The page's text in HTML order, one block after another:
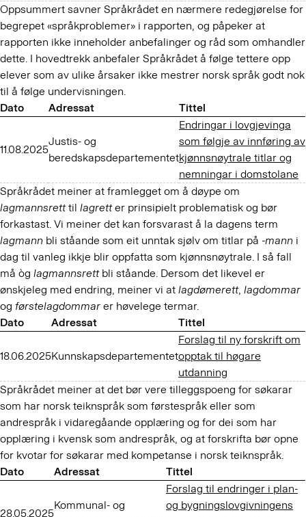
Oppsummert savner Språkrådet en nærmere redegjørelse for
begrepet «språkproblemer» i rapporten, og påpeker at
rapporten ikke inneholder anbefalinger og råd som omhandler
dette. I hovedtrekk anbefaler Språkrådet å følge tettere opp
elever som av ulike årsaker ikke mestrer norsk språk godt nok
til å følge undervisningen.
Dato
Adressat Tittel
11.08.2025
Justis- og
beredskapsdepartementet
Endringar i lovgjevinga
som følgje av innføring av
kjønnsnøytrale titlar og
nemningar i domstolane
Språkrådet meiner at framlegget om å døype om
lagmannsretttil lagretter prinsipielt problematisk og bør
forkastast. Vi meiner det kan forsvarast å la dagens term
lagmann bli ståande som eit unntak sjølv om titlar på -mann i
dag til vanleg ikkje blir oppfatta som kjønnsnøytrale. I så fall
må òg lagmannsrettbli ståande. Dersom det likevel er
ønskjeleg med endring, meiner vi at lagdømerett, lagdommar
og førstelagdommar er høvelege termar.
Dato
Adressat Tittel
18.06.2025Kunnskapsdepartementet
Forslag til ny forskrift om
opptak til høgare
utdanning
Språkrådet meiner at det bør vere tilleggspoeng for søkarar
som har norsk teiknspråk som førstespråk eller som
andrespråk i vidaregåande opplæring og for dei som har
opplæring i kvensk som andrespråk, og at forskrifta bør opne
for kvotar for søkarar med kompetanse i norsk teiknspråk.
Dato
Adressat Tittel
28.05.2025
Kommunal- og
Forslag til endringer i plan-
og bygningslovgivningens